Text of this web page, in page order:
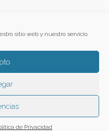
sitio web y nuestro servicio.
de Privacidad